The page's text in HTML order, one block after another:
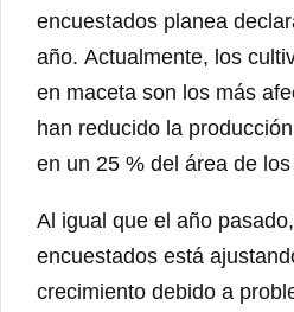
encuestados planea
año. Actualmente, los
en maceta son los más
han reducido la
en un 25 % del área de
Al igual que el año
encuestados está
crecimiento debido a